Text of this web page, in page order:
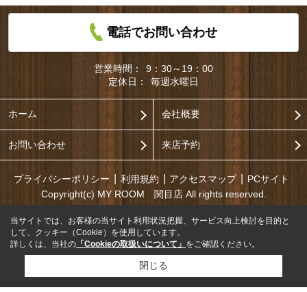
電話でお問い合わせ
営業時間：
9：30～19：00
定休日：
毎週水曜日
ホーム 会社概要
お問い合わせ 来店予約
プライバシーポリシー 利用規約 アクセスマップ
PCサイト
Copyright(c) MY ROOM 関目店 All rights reserved.
当サイトでは、お客様の当サイト利用状況把握、サービス向上検討を目的と
して、クッキー（Cookie）を使用しています。
詳しくは、当社の 「Cookieの取扱いについて」 をご確認ください。
閉じる